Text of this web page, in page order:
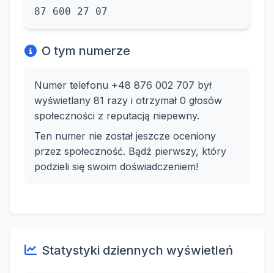
87 600 27 07
O tym numerze
Numer telefonu +48 876 002 707 był
wyświetlany 81 razy i otrzymał 0 głosów
społeczności z reputacją niepewny.
Ten numer nie został jeszcze oceniony
przez społeczność. Bądź pierwszy, który
podzieli się swoim doświadczeniem!
Statystyki dziennych wyświetleń